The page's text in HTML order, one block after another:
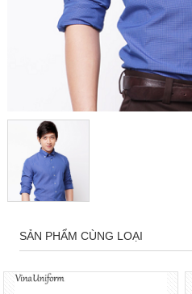
SẢN PHẨM CÙNG LOẠI